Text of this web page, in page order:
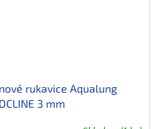
rukavice Aqualung
3 mm